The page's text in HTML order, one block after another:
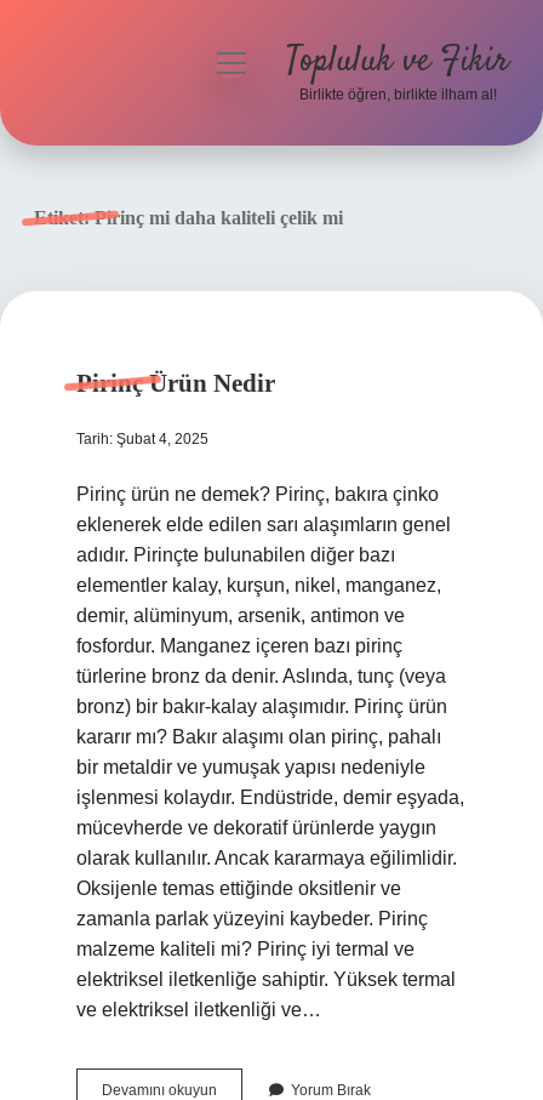
menüyüTopluluk ve Fikir
Birlikte öğren, birlikte ilham al!
Etiket:Pirinç mi daha kaliteli çelik mi
Pirinç Ürün Nedir
Tarih: Şubat 4, 2025
Pirinç ürün ne demek? Pirinç, bakıra çinko
eklenerek elde edilen sarı alaşımların genel
adıdır. Pirinçte bulunabilen diğer bazı
elementler kalay, kurşun, nikel, manganez,
demir, alüminyum, arsenik, antimon ve
fosfordur. Manganez içeren bazı pirinç
türlerine bronz da denir. Aslında, tunç (veya
bronz) bir bakır-kalay alaşımıdır. Pirinç ürün
kararır mı? Bakır alaşımı olan pirinç, pahalı
bir metaldir ve yumuşak yapısı nedeniyle
işlenmesi kolaydır. Endüstride, demir eşyada,
mücevherde ve dekoratif ürünlerde yaygın
olarak kullanılır. Ancak kararmaya eğilimlidir.
Oksijenle temas ettiğinde oksitlenir ve
zamanla parlak yüzeyini kaybeder. Pirinç
malzeme kaliteli mi? Pirinç iyi termal ve
elektriksel iletkenliğe sahiptir. Yüksek termal
ve elektriksel iletkenliği ve…
Devamını okuyun Yorum Bırak